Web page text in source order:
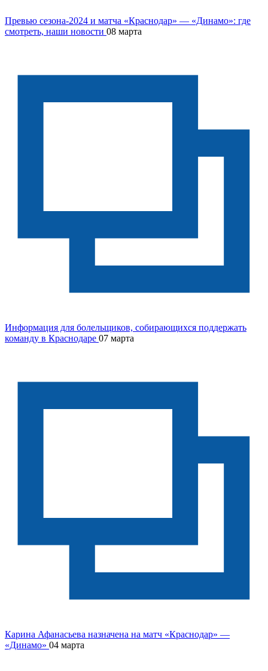
Превью сезона-2024 и матча «Краснодар» — «Динамо»: где
смотреть, наши новости 08 марта
Информация для болельщиков, собирающихся поддержать
команду в Краснодаре 07 марта
Карина Афанасьева назначена на матч «Краснодар» —
«Динамо» 04 марта